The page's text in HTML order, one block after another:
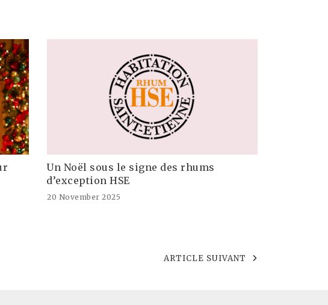
Un Noël sous le signe des rhums
d’exception HSE
20 November 2025
ARTICLE SUIVANT